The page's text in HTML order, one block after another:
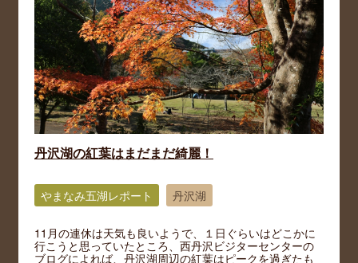
丹沢湖の紅葉はまだまだ綺麗！
やまなみ五湖レポート 丹沢湖
11月の連休は天気も良いようで、１日ぐらいはどこかに
行こうと思っていたところ、西丹沢ビジターセンターの
ブログによれば、丹沢湖周辺の紅葉はピークを過ぎたも